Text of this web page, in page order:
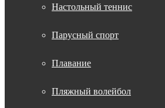
Настольный теннис
Парусный спорт
Плавание
Пляжный волейбол